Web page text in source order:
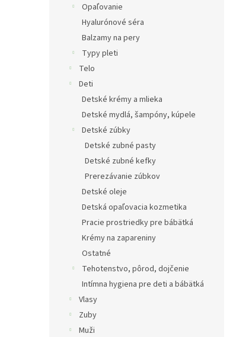
Opaľovanie
Hyalurónové séra
Balzamy na pery
Typy pleti
Telo
Deti
Detské krémy a mlieka
Detské mydlá, šampóny, kúpele
Detské zúbky
Detské zubné pasty
Detské zubné kefky
Prerezávanie zúbkov
Detské oleje
Detská opaľovacia kozmetika
Pracie prostriedky pre bábätká
Krémy na zapareniny
Ostatné
Tehotenstvo, pôrod, dojčenie
Intímna hygiena pre deti a bábätká
Vlasy
Zuby
Muži